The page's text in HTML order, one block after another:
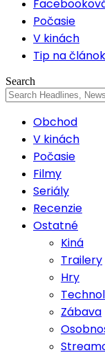
Počasie
V kinách
Tip na článok
Search
Obchod
V kinách
Počasie
Filmy
Seriály
Recenzie
Ostatné
Kiná
Trailery
Hry
Zábava